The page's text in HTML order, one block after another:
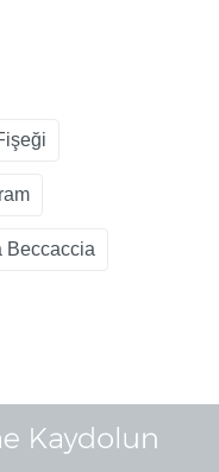
Beccaccia